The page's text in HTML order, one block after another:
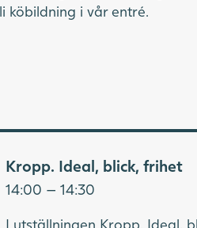
köbildning i vår entré.
Kropp. Ideal, blick, frihet
14:00 — 14:30
I utställningen Kropp. Ideal,